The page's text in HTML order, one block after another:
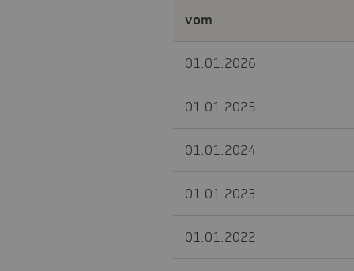
vom
01.01.2026
01.01.2025
01.01.2024
01.01.2023
01.01.2022